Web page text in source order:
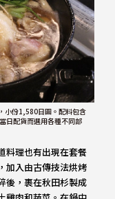
小份1,580日圓。配料包含
日配貨而選用各種不同部
料理也有出現在套餐
加入由古傳技法烘烤
後，裹在秋田杉製成